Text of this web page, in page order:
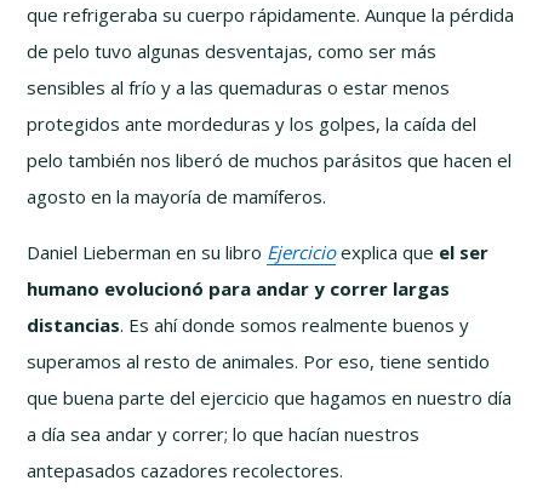
que refrigeraba su cuerpo rápidamente. Aunque la pérdida
de pelo tuvo algunas desventajas, como ser más
sensibles al frío y a las quemaduras o estar menos
protegidos ante mordeduras y los golpes, la caída del
pelo también nos liberó de muchos parásitos que hacen el
agosto en la mayoría de mamíferos.
Daniel Lieberman en su libro Ejercicio explica que el ser
humano evolucionó para andar y correr largas
distancias. Es ahí donde somos realmente buenos y
superamos al resto de animales. Por eso, tiene sentido
que buena parte del ejercicio que hagamos en nuestro día
a día sea andar y correr; lo que hacían nuestros
antepasados cazadores recolectores.